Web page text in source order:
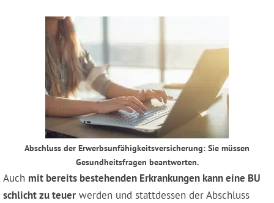
Abschluss der Erwerbsunfähigkeitsversicherung: Sie müssen
Gesundheitsfragen beantworten.
Auch mit bereits bestehenden Erkrankungen kann eine BU
schlicht zu teuer werden und stattdessen der Abschluss